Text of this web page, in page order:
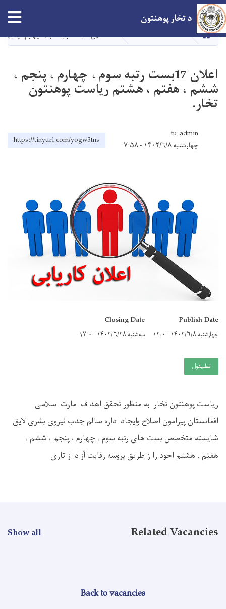
د تخار پوهنتون
کور VACANCY PS اعلان 17بست رتبه سوم ، چهارم ، پنجم ، ششم ، هفتم ، هشتم ریاست پوهنتون تخار.
اعلان 17بست رتبه سوم ، چهارم ، پنجم ،
ششم ، هفتم ، هشتم ریاست پوهنتون
تخار.
tu_admin
چهارشنبه ۱۴۰۲/۶/۸ - ۷:۵۸
https://tinyurl.com/yogw3tns
Publish Date
چهارشنبه ۱۴۰۲/۶/۸ - ۱۲:۰
Closing Date
سه‌شنبه ۱۴۰۲/۶/۲۸ - ۱۲:۰
تطبيقول
ریاست پوهنتون تخار به منظور تحقق اهداف امارت اسلامی
افغانستان پیرامون اصلاح وایجاد اداره سالم جذب نیروی بشری لایق
شایسته متخصص بست های رتبه سوم ، چهارم ، پنجم ، ششم ،
هفتم ، هشتم اخود را ز طریق پروسه رقابت آزاد از تاری
Related Vacancies
Show all
Back to vacancies